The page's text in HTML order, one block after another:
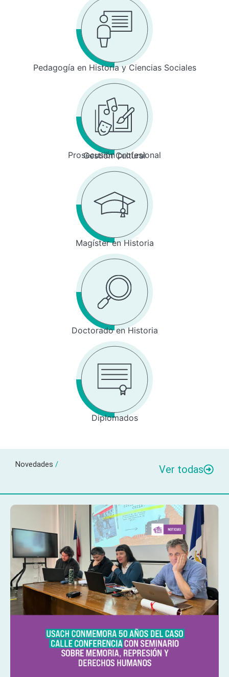
Pedagogía en Historia y Ciencias Sociales
Prosecusión profesional
Gestión Cultural
Magíster en Historia
Doctorado en Historia
Diplomados
Novedades / Ver todas